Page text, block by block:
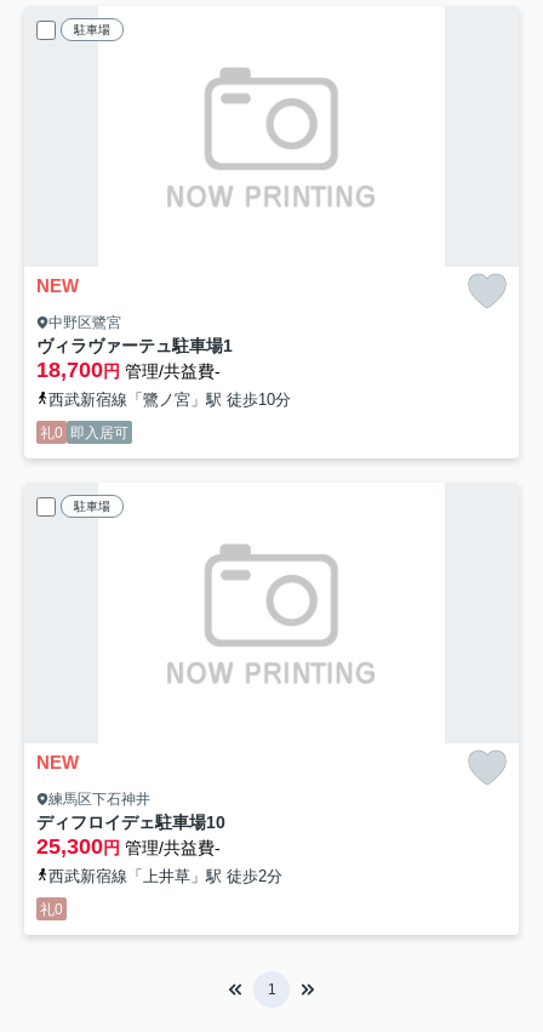
駐車場
NEW
中野区鷺宮
ヴィラヴァーテュ駐車場1
18,700円 管理/共益費-
西武新宿線「鷺ノ宮」駅 徒歩10分
礼0 即入居可
駐車場
NEW
練馬区下石神井
ディフロイデェ駐車場10
25,300円 管理/共益費-
西武新宿線「上井草」駅 徒歩2分
礼0
1